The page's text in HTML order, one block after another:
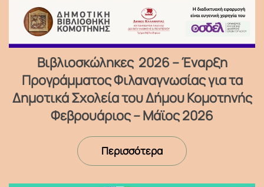
Βιβλιοσκώληκες 2026 – Έναρξη
Προγράμματος Φιλαναγνωσίας για τα
Δημοτικά Σχολεία του Δήμου Κομοτηνής
Φεβρουάριος – Μάϊος 2026
Περισσότερα